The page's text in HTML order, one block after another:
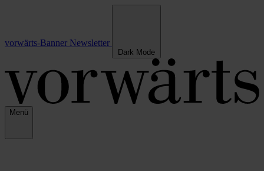
vorwärts-Banner Newsletter
Dark Mode
Menü